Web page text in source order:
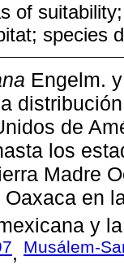
of
species
Engelm.
de
los
Madre
en
y
, Musálem-